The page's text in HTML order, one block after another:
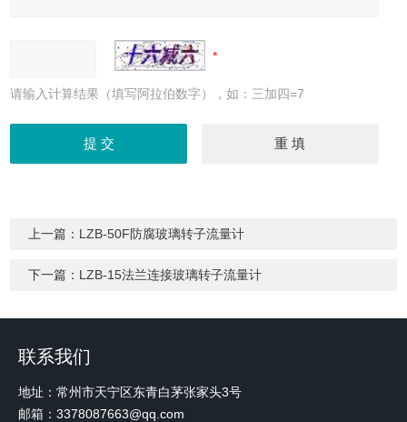
请输入计算结果（填写阿拉伯数字），如：三加四=7
上一篇： LZB-50F防腐玻璃转子流量计
下一篇： LZB-15法兰连接玻璃转子流量计
联系我们
地址：常州市天宁区东青白茅张家头3号
邮箱：3378087663@qq.com